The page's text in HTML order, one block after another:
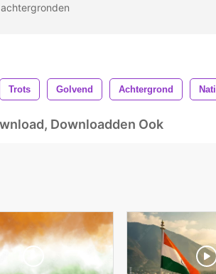
Trots Golvend Achtergrond
Downloadden Ook